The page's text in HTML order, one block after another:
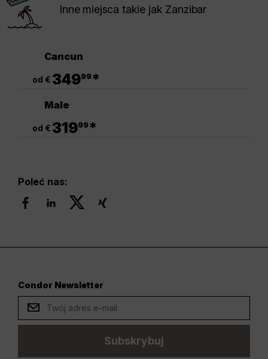
Inne miejsca takie jak Zanzibar
Cancun
od € 34999*
Male
od € 31999*
Poleć nas:
Condor Newsletter
Subskrybuj